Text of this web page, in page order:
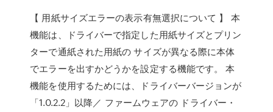
【 用紙サイズエラーの表示有無選択について 】 本
機能は、ドライバーで指定した用紙サイズとプリン
ターで通紙された用紙の サイズが異なる際に本体
でエラーを出すかどうかを設定する機能です。 本
機能を使用するためには、ドライバーバージョンが
「1.0.2.2」以降／ ファームウェアの ドライバー・